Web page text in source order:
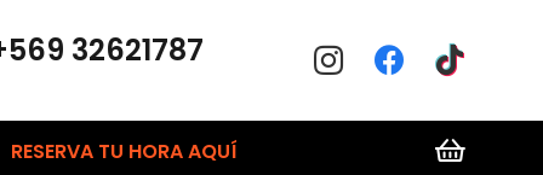
32621787
RESERVA TU HORA AQUÍ